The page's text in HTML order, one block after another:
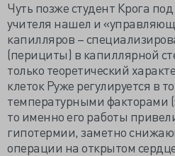
Чуть позже студент Крога
учителя нашел и
капилляров –
(перициты) в капиллярной
только теоретический
клеток Руже регулируется в
температурными факторами
то именно его работы
гипотермии, заметно
операции на открытом